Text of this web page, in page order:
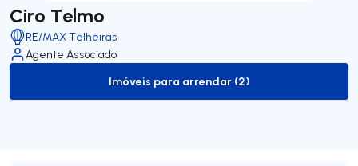
Ciro Telmo
RE/MAX Telheiras
Agente Associado
to-rent-listing
Imóveis para arrendar (2)